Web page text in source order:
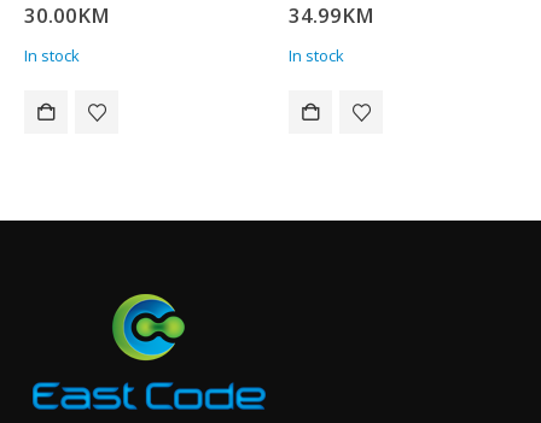
KM 34.99KM
In stock